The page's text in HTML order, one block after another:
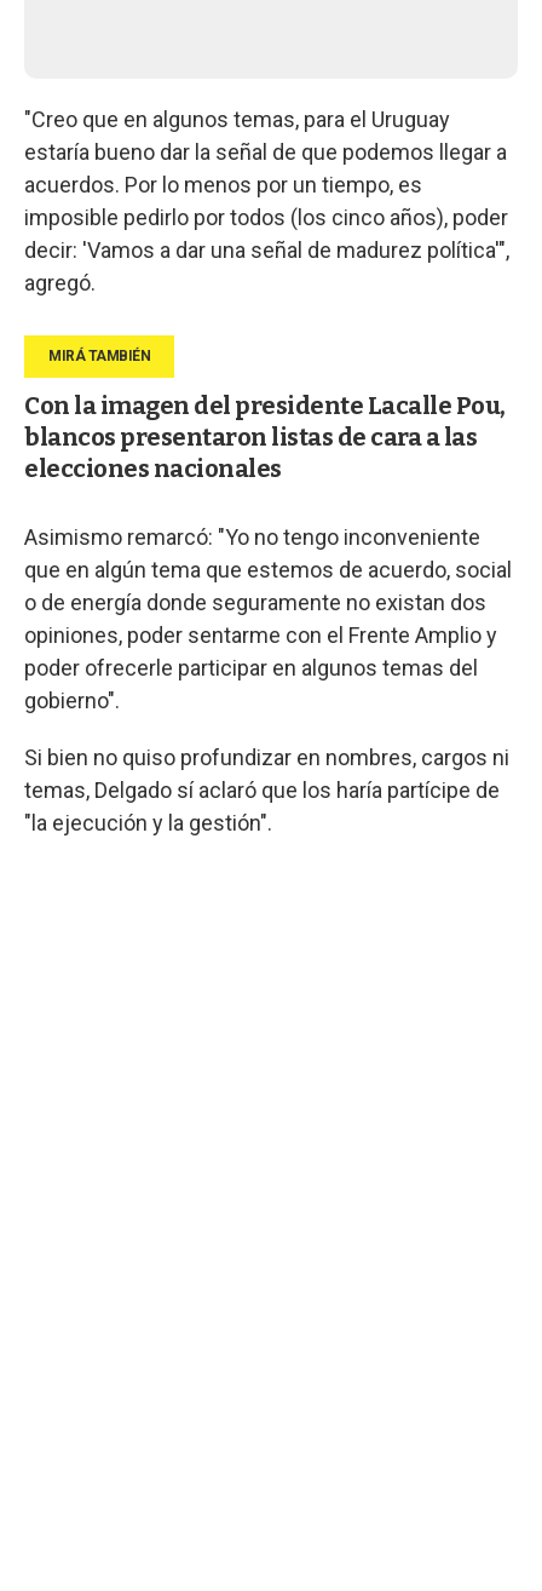
"Creo que en algunos temas, para el Uruguay
estaría bueno dar la señal de que podemos llegar a
acuerdos. Por lo menos por un tiempo, es
imposible pedirlo por todos (los cinco años), poder
decir: 'Vamos a dar una señal de madurez política'",
agregó.
Con la imagen del presidente Lacalle Pou,
blancos presentaron listas de cara a las
elecciones nacionales
Asimismo remarcó: "Yo no tengo inconveniente
que en algún tema que estemos de acuerdo, social
o de energía donde seguramente no existan dos
opiniones, poder sentarme con el Frente Amplio y
poder ofrecerle participar en algunos temas del
gobierno".
Si bien no quiso profundizar en nombres, cargos ni
temas, Delgado sí aclaró que los haría partícipe de
"la ejecución y la gestión".